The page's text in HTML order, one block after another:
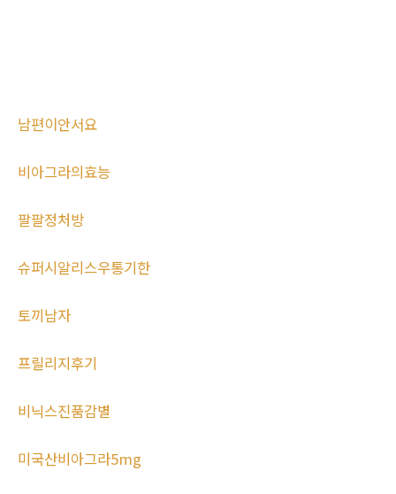
남편이안서요
비아그라의효능
팔팔정처방
슈퍼시알리스우통기한
토끼남자
프릴리지후기
비닉스진품감별
미국산비아그라5mg